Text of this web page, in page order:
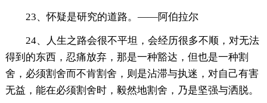
23、怀疑是研究的道路。——阿伯拉尔
24、人生之路会很不平坦，会经历很多不顺，对无法
得到的东西，忍痛放弃，那是一种豁达，但也是一种割
舍，必须割舍而不肯割舍，则是沾滞与执迷，对自己有害
无益，能在必须割舍时，毅然地割舍，乃是坚强与洒脱。